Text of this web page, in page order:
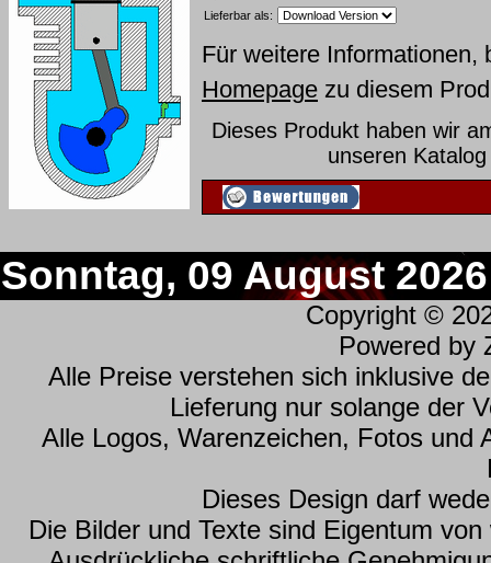
Lieferbar als:
Für weitere Informationen,
Homepage zu diesem
Dieses Produkt haben wir
unseren
Sonntag, 09 August 2026
Copyright ©
Powered by
Alle Preise verstehen sich inklusive
Lieferung nur solange der
Alle Logos, Warenzeichen, Fotos und
Dieses Design darf
Die Bilder und Texte sind Eigentum